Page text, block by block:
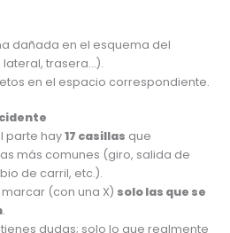
dañada en el esquema del
trasera…).
en el espacio correspondiente.
parte hay17 casillas que
más comunes (giro, salida de
de carril, etc.).
(con una X) solo las que se
.
dudas; solo lo que realmente